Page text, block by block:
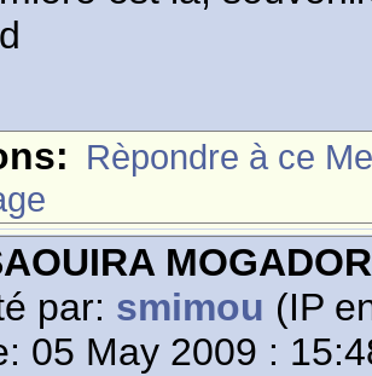
Rèpondre à ce
MOGADOR
par: smimou (IP
05 May 2009 :